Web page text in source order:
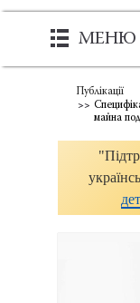
МЕНЮ
Публікації
майна